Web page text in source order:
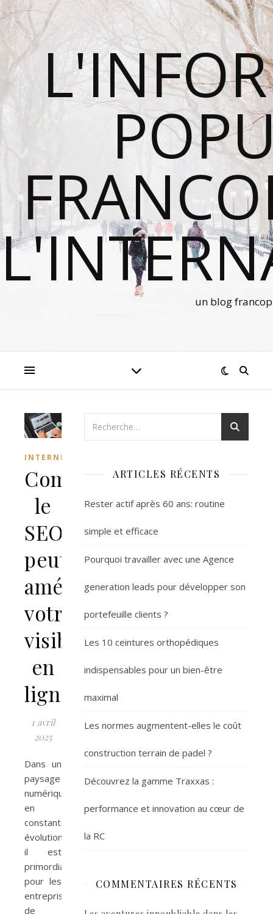
un blog
INTERNET
Comment
le
SEO
peut
améliorer
votre
visibilité
en
ligne
1 avril
2025
Dans un
paysage
numérique
en
constante
évolution,
il est
primordial
pour les
entreprises
de
ARTICLES RÉCENTS
Rester actif après 60 ans: routine
simple et efficace
Pourquoi travailler avec une Agence
generation leads pour développer son
portefeuille clients ?
Les 10 ceintures orthopédiques
indispensables pour un bien-être
maximal
Les normes augmentent-elles le coût
construction terrain de padel ?
Découvrez la gamme Traxxas :
performance et innovation au cœur de
la RC
COMMENTAIRES RÉCENTS